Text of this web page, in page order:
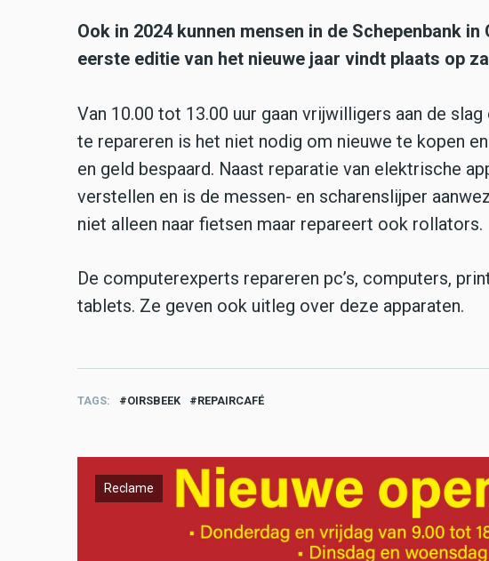
Ook in 2024 kunnen mensen in de Schepenbank
eerste editie van het nieuwe jaar vindt plaats op
Van 10.00 tot 13.00 uur gaan vrijwilligers aan de
te repareren is het niet nodig om nieuwe te kopen
en geld bespaard. Naast reparatie van elektrische
verstellen en is de messen- en scharenslijper
niet alleen naar fietsen maar repareert ook rollators.
De computerexperts repareren pc’s, computers,
tablets. Ze geven ook uitleg over deze apparaten.
TAGS OIRSBEEK REPAIRCAFÉ
Reclame